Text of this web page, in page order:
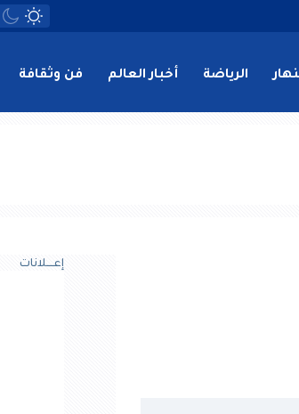
الرياضة أخبار العالم فن وثقافة
إعــــلانات